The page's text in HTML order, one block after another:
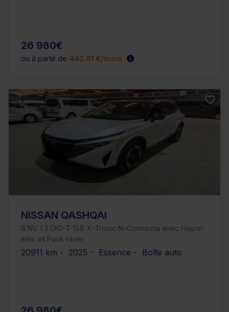
26 980€
ou à partir de 442.81 €/mois
NISSAN QASHQAI
III NV 1.3 DIG-T 158 X-Tronic N-Connecta avec Hayon
élec et Pack Hiver
20911 km - 2025 - Essence - Boîte auto